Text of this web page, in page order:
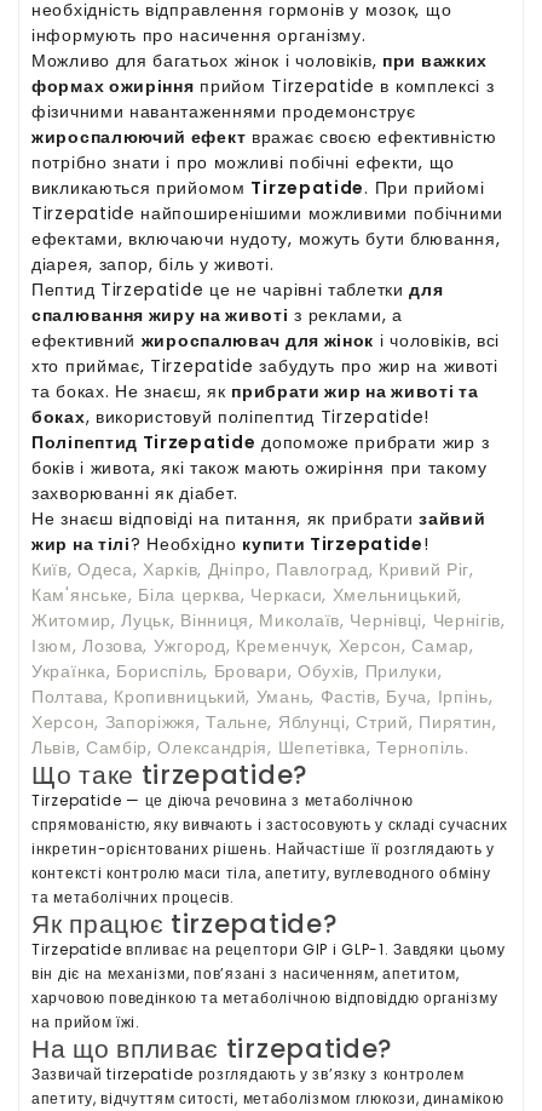
необхідність відправлення гормонів у мозок, що
інформують про насичення організму.
Можливо для багатьох жінок і чоловіків, при важких
формах ожиріння прийом Tirzepatide в комплексі з
фізичними навантаженнями продемонструє
жироспалюючий ефект вражає своєю ефективністю
потрібно знати і про можливі побічні ефекти, що
викликаються прийомом Tirzepatide. При прийомі
Tirzepatide найпоширенішими можливими побічними
ефектами, включаючи нудоту, можуть бути блювання,
діарея, запор, біль у животі.
Пептид Tirzepatide це не чарівні таблеткидля
спалювання жиру на животі з реклами, а
ефективний жироспалювач для жінок і чоловіків, всі
хто приймає, Tirzepatide забудуть про жир на животі
та боках. Не знаєш, як прибрати жир на животі та
боках, використовуй поліпептид Tirzepatide!
Поліпептид Tirzepatide допоможе прибрати жир з
боків і живота, які також мають ожиріння при такому
захворюванні як діабет.
Не знаєш відповіді на питання, як прибратизайвий
жир на тілі? Необхідно купити Tirzepatide!
Київ, Одеса, Харків, Дніпро, Павлоград, Кривий Ріг,
Кам'янське, Біла церква, Черкаси, Хмельницький,
Житомир, Луцьк, Вінниця, Миколаїв, Чернівці, Чернігів,
Ізюм, Лозова, Ужгород, Кременчук, Херсон, Самар,
Українка, Бориспіль, Бровари, Обухів, Прилуки,
Полтава, Кропивницький, Умань, Фастів, Буча, Ірпінь,
Херсон, Запоріжжя, Тальне, Яблунці, Стрий, Пирятин,
Львів, Самбір, Олександрія, Шепетівка, Тернопіль.
Що таке tirzepatide?
Tirzepatide — це дiюча речовина з метаболiчною
спрямованiстю, яку вивчають i застосовують у складi сучасних
iнкретин-орiєнтованих рiшень. Найчастiше її розглядають у
контекстi контролю маси тiла, апетиту, вуглеводного обмiну
та метаболiчних процесiв.
Як працює tirzepatide?
Tirzepatide впливає на рецептори GIP i GLP-1. Завдяки цьому
вiн дiє на механiзми, пов’язанi з насиченням, апетитом,
харчовою поведiнкою та метаболiчною вiдповiддю органiзму
на прийом їжi.
На що впливає tirzepatide?
Зазвичай tirzepatide розглядають у зв’язку з контролем
апетиту, вiдчуттям ситостi, метаболiзмом глюкози, динамiкою